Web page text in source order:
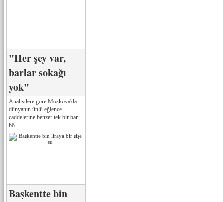
"Her şey var,
barlar sokağı
yok"
Analistlere göre Moskova'da
dünyanın ünlü eğlence
caddelerine benzer tek bir bar
bö...
Başkentte bin